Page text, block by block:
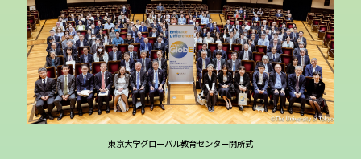
東京大学グローバル教育センター開所式